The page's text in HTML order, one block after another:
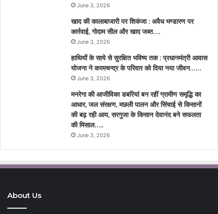
June 3, 2026
खाद की कालाबाजारी पर शिकंजा : अवैध भण्डारण पर
कार्रवाई, गोदाम सील और खाद जब्त….
June 3, 2026
हाथियों के साये से सुरक्षित भविष्य तक : प्रधानमंत्री आवास
योजना ने करमचन्द्र के परिवार को दिया नया जीवन……
June 3, 2026
मनरेगा की आजीविका डबरियां बन रहीं ग्रामीण समृद्धि का
आधार, जल संरक्षण, मछली पालन और सिंचाई से किसानों
की बढ़ रही आय, सरगुजा के किसान देवानंद बने सफलता
की मिसाल…..
June 3, 2026
About Us